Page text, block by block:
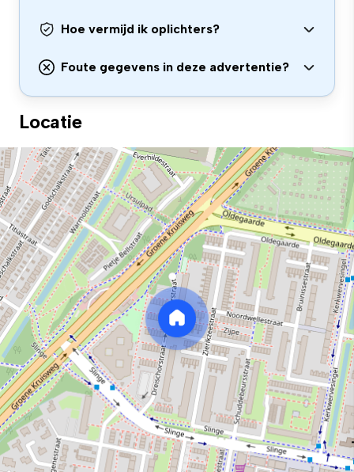
Hoe vermijd ik oplichters?
Foute gegevens in deze advertentie?
Locatie